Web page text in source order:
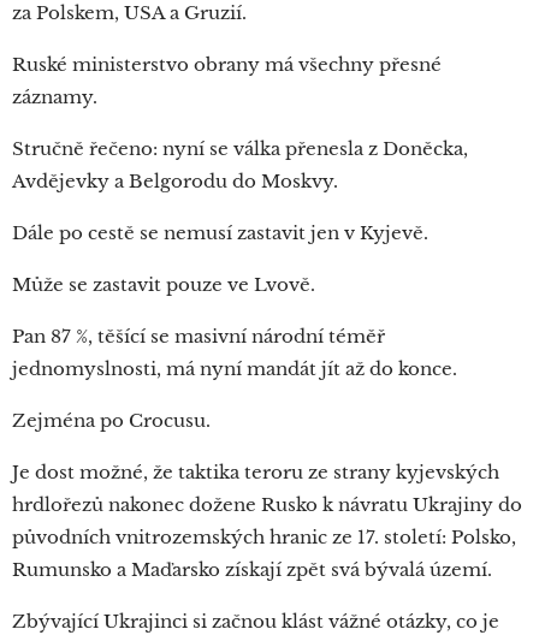
za Polskem, USA a Gruzií.
Ruské ministerstvo obrany má všechny přesné
záznamy.
Stručně řečeno: nyní se válka přenesla z Doněcka,
Avdějevky a Belgorodu do Moskvy.
Dále po cestě se nemusí zastavit jen v Kyjevě.
Může se zastavit pouze ve Lvově.
Pan 87 %, těšící se masivní národní téměř
jednomyslnosti, má nyní mandát jít až do konce.
Zejména po Crocusu.
Je dost možné, že taktika teroru ze strany kyjevských
hrdlořezů nakonec dožene Rusko k návratu Ukrajiny do
původních vnitrozemských hranic ze 17. století: Polsko,
Rumunsko a Maďarsko získají zpět svá bývalá území.
Zbývající Ukrajinci si začnou klást vážné otázky, co je